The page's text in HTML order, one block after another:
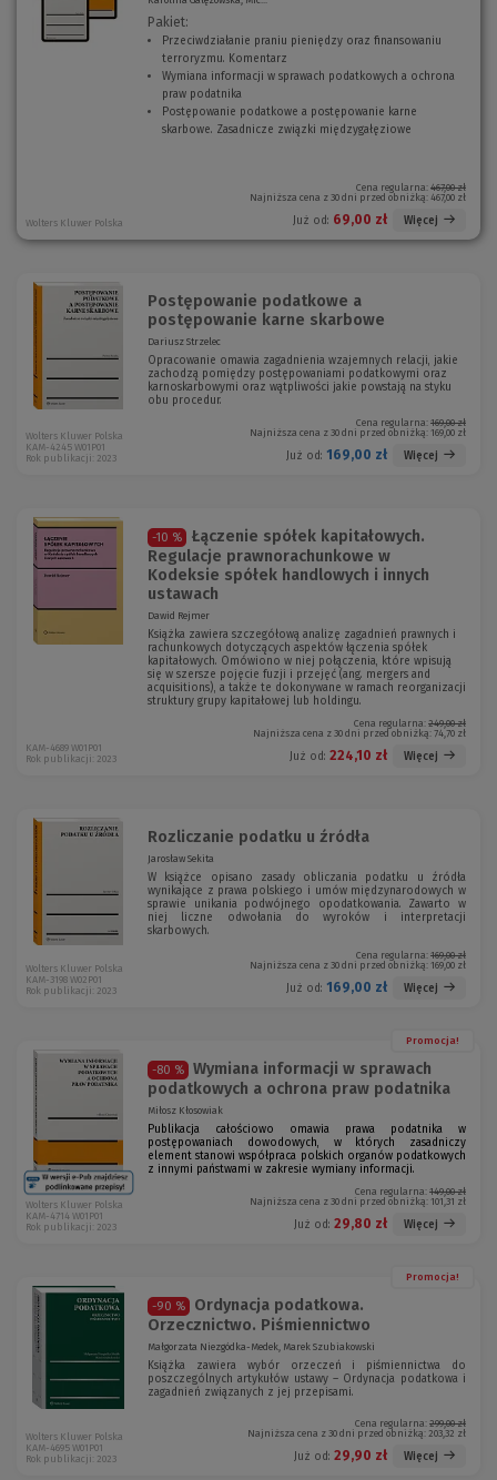
Pakiet:
Przeciwdziałanie praniu pieniędzy oraz finansowaniu
terroryzmu. Komentarz
(
N
o
w
Wymiana informacji w sprawach podatkowych a ochrona
praw podatnika
N
o
Postępowanie podatkowe a postępowanie karne
skarbowe. Zasadnicze związki międzygałęziowe
w
e
o
Cena regularna: 467,00 zł
Najniższa cena z 30 dni przed obniżką: 467,00 zł
Już od: 69,00 zł Więcej
Wolters Kluwer Polska
Postępowanie podatkowe a
postępowanie karne skarbowe
Dariusz Strzelec
Opracowanie omawia zagadnienia wzajemnych relacji, jakie
zachodzą pomiędzy postępowaniami podatkowymi oraz
karnoskarbowymi oraz wątpliwości jakie powstają na styku
obu procedur.
Cena regularna: 169,00 zł
Najniższa cena z 30 dni przed obniżką: 169,00 zł
Już od: 169,00 zł Więcej
Wolters Kluwer Polska
KAM-4245 W01P01
Rok publikacji: 2023
-10 %
Łączenie spółek kapitałowych.
Regulacje prawnorachunkowe w
Kodeksie spółek handlowych i innych
ustawach
Dawid Rejmer
Książka zawiera szczegółową analizę zagadnień prawnych i
rachunkowych dotyczących aspektów łączenia spółek
kapitałowych. Omówiono w niej połączenia, które wpisują
się w szersze pojęcie fuzji i przejęć (ang. mergers and
acquisitions), a także te dokonywane w ramach reorganizacji
struktury grupy kapitałowej lub holdingu.
Cena regularna: 249,00 zł
Najniższa cena z 30 dni przed obniżką: 74,70 zł
Już od: 224,10 zł Więcej
KAM-4689 W01P01
Rok publikacji: 2023
Rozliczanie podatku u źródła
Jarosław Sekita
W książce opisano zasady obliczania podatku u źródła
wynikające z prawa polskiego i umów międzynarodowych w
sprawie unikania podwójnego opodatkowania. Zawarto w
niej liczne odwołania do wyroków i interpretacji
skarbowych.
Cena regularna: 169,00 zł
Najniższa cena z 30 dni przed obniżką: 169,00 zł
Już od: 169,00 zł Więcej
Wolters Kluwer Polska
KAM-3198 W02P01
Rok publikacji: 2023
Promocja!
-80 %
Wymiana informacji w sprawach
podatkowych a ochrona praw podatnika
Miłosz Kłosowiak
Publikacja całościowo omawia prawa podatnika w
postępowaniach dowodowych, w których zasadniczy
element stanowi współpraca polskich organów podatkowych
z innymi państwami w zakresie wymiany informacji.
Cena regularna: 149,00 zł
Najniższa cena z 30 dni przed obniżką: 101,31 zł
Już od: 29,80 zł Więcej
Wolters Kluwer Polska
KAM-4714 W01P01
Rok publikacji: 2023
Promocja!
-90 %
Ordynacja podatkowa.
Orzecznictwo. Piśmiennictwo
Małgorzata Niezgódka-Medek, Marek Szubiakowski
Książka zawiera wybór orzeczeń i piśmiennictwa do
poszczególnych artykułów ustawy – Ordynacja podatkowa i
zagadnień związanych z jej przepisami.
Cena regularna: 299,00 zł
Najniższa cena z 30 dni przed obniżką: 203,32 zł
Już od: 29,90 zł Więcej
Wolters Kluwer Polska
KAM-4695 W01P01
Rok publikacji: 2023